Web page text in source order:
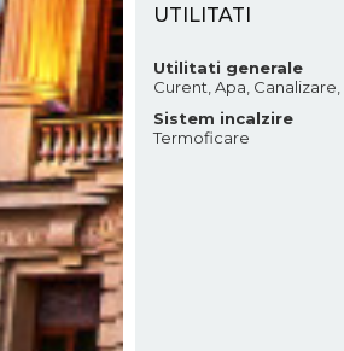
UTILITATI
Utilitati generale
Curent, Apa,
Sistem incalzire
Termoficare